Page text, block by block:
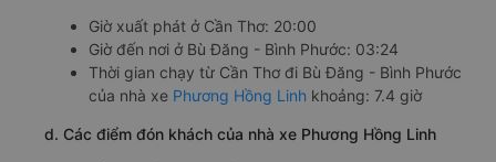
Giờ xuất phát ở Cần Thơ: 20:00
Giờ đến nơi ở Bù Đăng - Bình Phước: 03:24
Thời gian chạy từ Cần Thơ đi Bù Đăng - Bình Phước
của nhà xe Phương Hồng Linh khoảng: 7.4 giờ
d. Các điểm đón khách của nhà xe Phương Hồng Linh